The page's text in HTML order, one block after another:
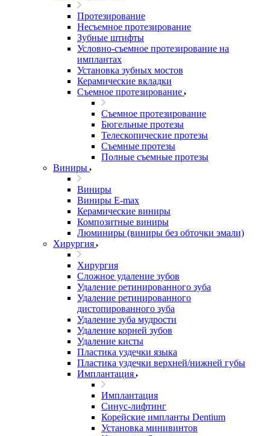
Протезирование
Несъемное протезирование
Зубные штифты
Условно-съемное протезирование на
имплантах
Установка зубных мостов
Керамические вкладки
Съемное протезирование
Съемное протезирование
Бюгельные протезы
Телескопические протезы
Съемные протезы
Полные съемные протезы
Виниры
Виниры
Виниры E-max
Керамические виниры
Композитные виниры
Люминиры (виниры без обточки эмали)
Хирургия
Хирургия
Сложное удаление зубов
Удаление ретинированного зуба
Удаление ретинированного
дистопированного зуба
Удаление зуба мудрости
Удаление корней зубов
Удаление кисты
Пластика уздечки языка
Пластика уздечки верхней/нижней губы
Имплантация
Имплантация
Синус-лифтинг
Корейские импланты Dentium
Установка минивинтов